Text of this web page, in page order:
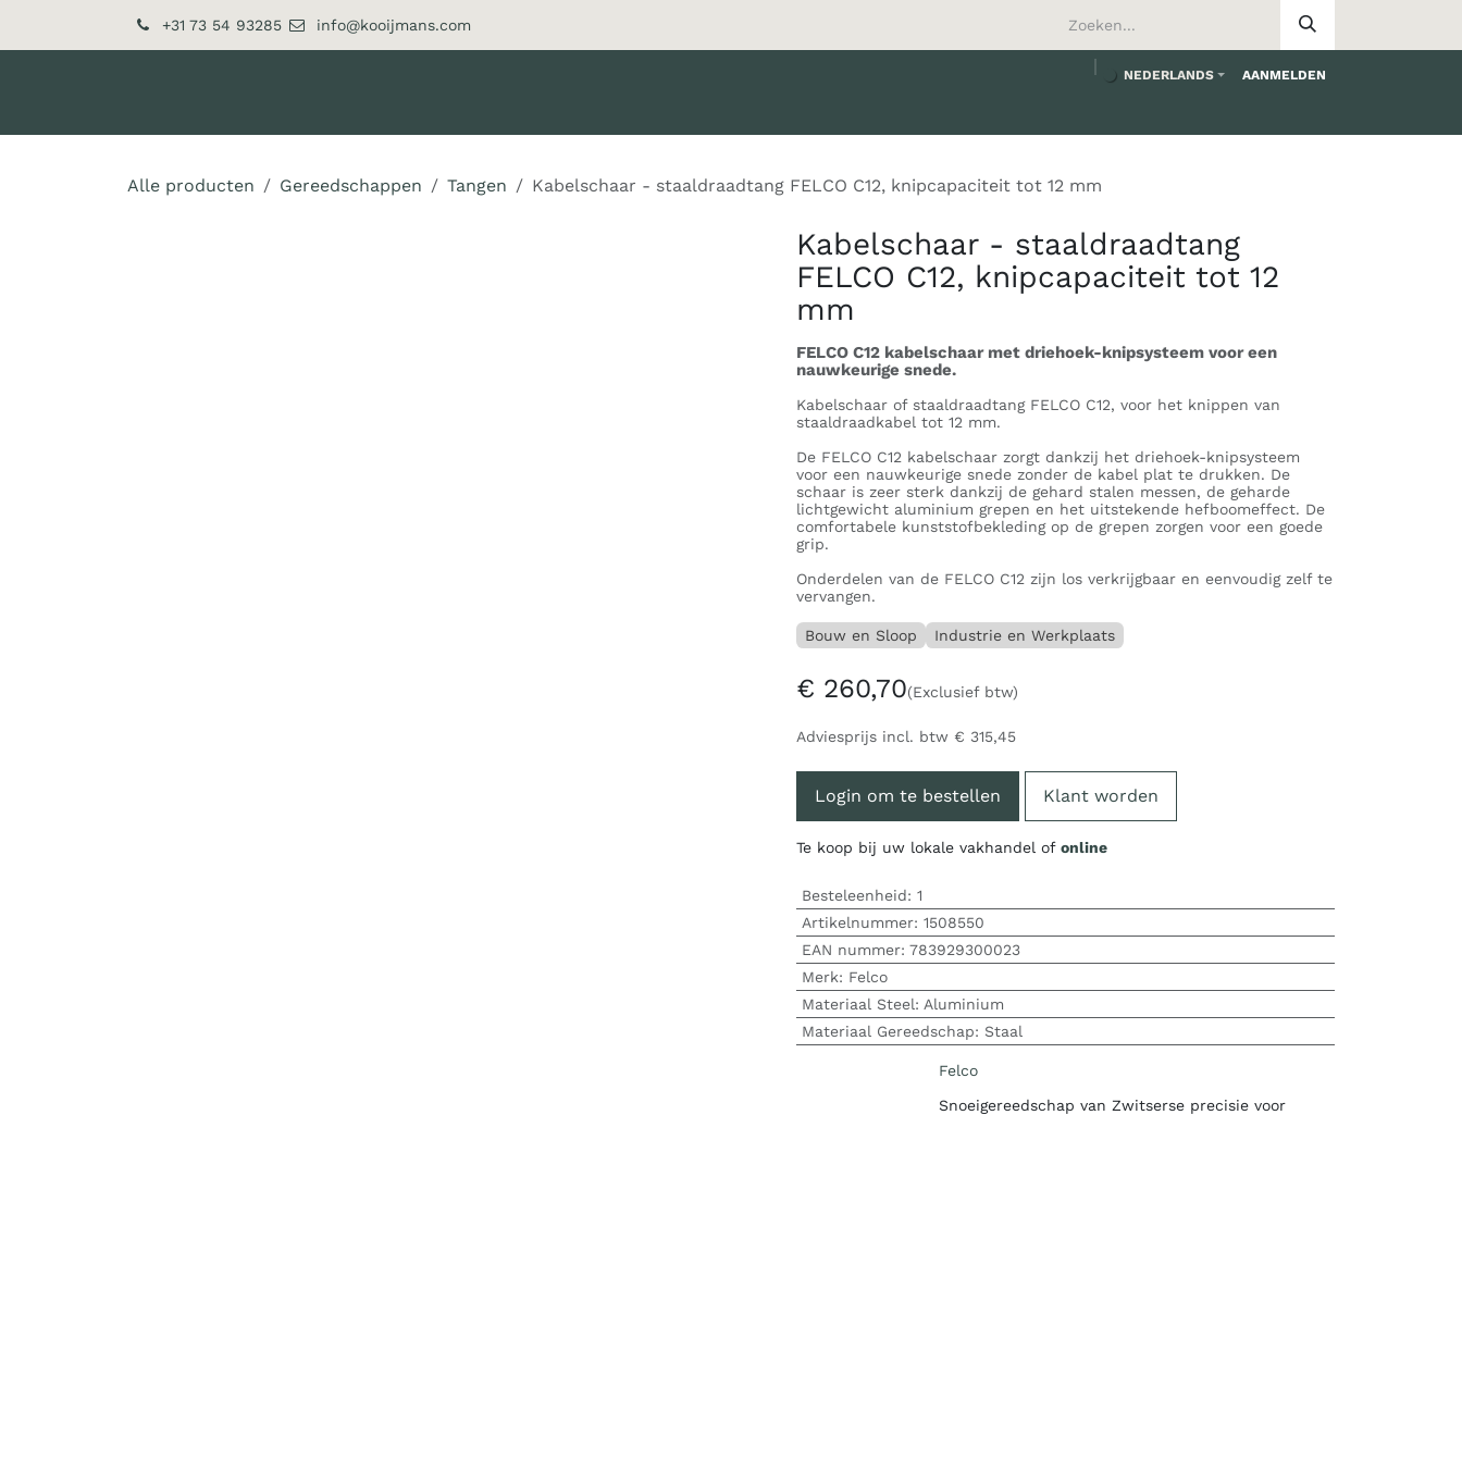
+31 73 54 93285 info@kooijmans.com
NEDERLANDS AANMELDEN
Alle producten Gereedschappen Tangen Kabelschaar - staaldraadtang FELCO C12, knipcapaciteit tot 12 mm
Kabelschaar - staaldraadtang
FELCO C12, knipcapaciteit tot 12
mm
FELCO C12 kabelschaar met driehoek-knipsysteem voor een
nauwkeurige snede.
Kabelschaar of staaldraadtang FELCO C12, voor het knippen van
staaldraadkabel tot 12 mm.
De FELCO C12 kabelschaar zorgt dankzij het driehoek-knipsysteem
voor een nauwkeurige snede zonder de kabel plat te drukken. De
schaar is zeer sterk dankzij de gehard stalen messen, de geharde
lichtgewicht aluminium grepen en het uitstekende hefboomeffect. De
comfortabele kunststofbekleding op de grepen zorgen voor een goede
grip.
Onderdelen van de FELCO C12 zijn los verkrijgbaar en eenvoudig zelf te
vervangen.
Bouw en Sloop Industrie en Werkplaats
€ 260,70(Exclusief btw)
Adviesprijs incl. btw € 315,45
Login om te bestellen Klant worden
Te koop bij uw lokale vakhandel of online
Besteleenheid: 1
Artikelnummer: 1508550
EAN nummer: 783929300023
Merk: Felco
Materiaal Steel: Aluminium
Materiaal Gereedschap: Staal
Felco
Snoeigereedschap van Zwitserse precisie voor